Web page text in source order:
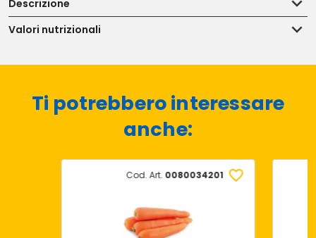
Descrizione
Valori nutrizionali
Ti potrebbero interessare
anche:
Cod. Art. 0080034201